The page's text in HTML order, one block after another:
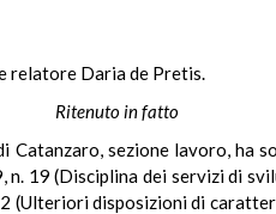
relatore Daria de Pretis.
Ritenuto in fatto
Catanzaro, sezione lavoro,
19 (Disciplina dei servizi di
(Ulteriori disposizioni di